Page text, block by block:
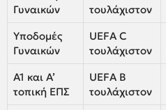
Γυναικών
τουλάχιστον
Υποδομές
Γυναικών
UEFA C
τουλάχιστον
Α1 και Α’
τοπική ΕΠΣ
UEFA B
τουλάχιστον